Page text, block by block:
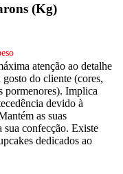
(Kg)
atenção ao detalhe
do cliente (cores,
pormenores). Implica
devido à
as suas
sua confecção. Existe
dedicados ao